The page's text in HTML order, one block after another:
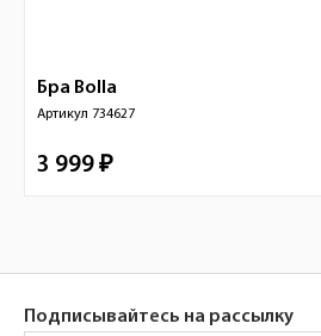
Бра Bolla
Артикул 734627
3 999 ₽
Подписывайтесь на рассылку